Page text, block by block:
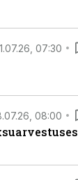
07:30
08:00